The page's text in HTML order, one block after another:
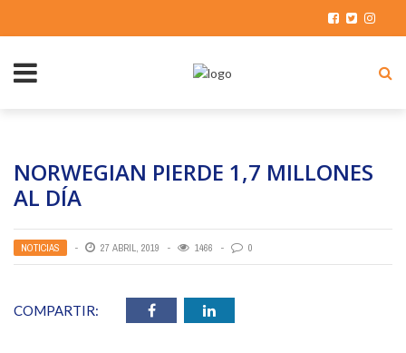
NORWEGIAN PIERDE 1,7 MILLONES
AL DÍA
NOTICIAS 27 ABRIL, 2019 1466 0
COMPARTIR: